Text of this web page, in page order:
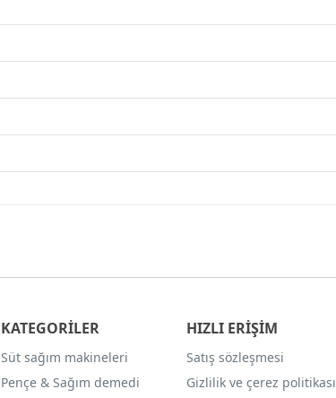
KATEGORİLER
Süt sağım makineleri
Pençe & Sağım demedi
HIZLI ERİŞİM
Satış sözleşmesi
Gizlilik ve çerez politikası